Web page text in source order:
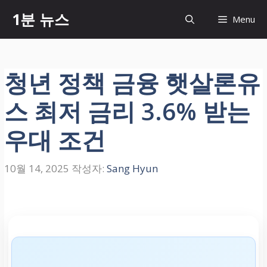
츠
너
뛰
기
1분 뉴스 Menu
청년 정책 금융 햇살론유
스 최저 금리 3.6% 받는
우대 조건
10월 14, 2025 작성자: Sang Hyun